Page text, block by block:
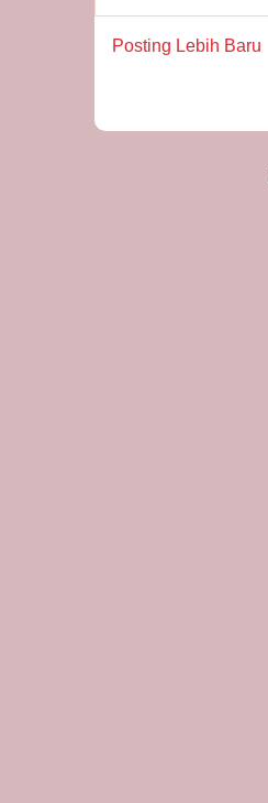
Posting Lebih Baru